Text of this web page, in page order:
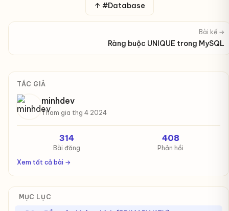
↑ #Database
Bài kế →
Ràng buộc UNIQUE trong MySQL
TÁC GIẢ
minhdev
Tham gia thg 4 2024
314
Bài đăng
408
Phản hồi
Xem tất cả bài →
MỤC LỤC